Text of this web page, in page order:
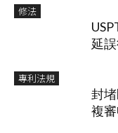
修法
延
專利法規
封
複